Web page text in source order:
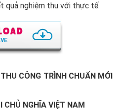
quả nghiệm thu với thực tế.
CÔNG TRÌNH CHUẨN MỚI
CHỦ NGHĨA VIỆT NAM